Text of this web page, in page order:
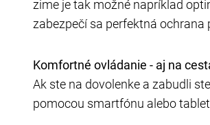
zime je tak možné napríklad
zabezpečí sa perfektná
Komfortné ovládanie - aj na
Ak ste na dovolenke a zabudli
pomocou smartfónu alebo